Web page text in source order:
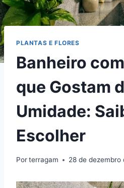
PLANTAS E FLORES
Banheiro
que Gostam
Umidade:
Escolher
Porterragam 28 de dezembro